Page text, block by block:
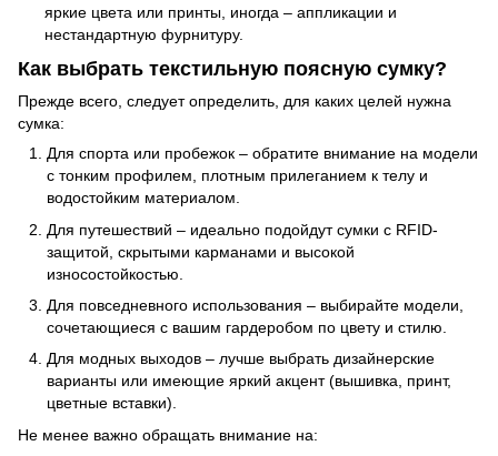
яркие цвета или принты, иногда – аппликации и
нестандартную фурнитуру.
Как выбрать текстильную поясную сумку?
Прежде всего, следует определить, для каких целей нужна
сумка:
Для спорта или пробежок – обратите внимание на модели
с тонким профилем, плотным прилеганием к телу и
водостойким материалом.
Для путешествий – идеально подойдут сумки с RFID-
защитой, скрытыми карманами и высокой
износостойкостью.
Для повседневного использования – выбирайте модели,
сочетающиеся с вашим гардеробом по цвету и стилю.
Для модных выходов – лучше выбрать дизайнерские
варианты или имеющие яркий акцент (вышивка, принт,
цветные вставки).
Не менее важно обращать внимание на: